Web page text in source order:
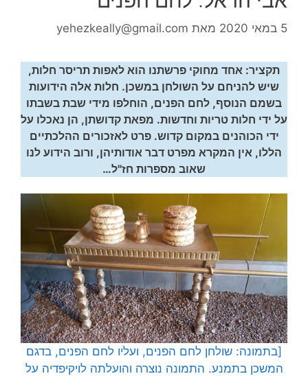
5 במאי 2020 מאת yehezkeally@gmail.com
תקציר: אחד מחוקי פרשתנו הוא לאפות תריסר חלות,
שיש להניחם על השולחן במשכן. חלות אלה הידועות
בשמם הנוסף, לחם הפנים, הוחלפו מידי שבת בשבתו
על ידי חלות טריות וחדשות. מפאת קדושתן, הן נאכלו על
ידי הכוהנים במקום קדוש. פרט לאזכורים ההלכתיים
הללו, אין המקרא מפרט דבר אודותיהן, ורוב הידוע לנו
שאוב מספרות חז"ל…
[בתמונה: שולחן לחם הפנים, ועליו לחם הפנים, בדגם
המשכן בתמנע. התמונה נוצרה והועלתה לויקיפדיה על